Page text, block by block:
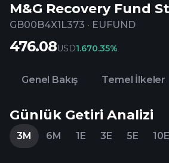
M&G Recovery Fund
GB00B4X1L373 · EUFUND
476.08USD1.670.35%
Genel Bakış Temel İlkeler
Günlük Getiri Analizi
3M 6M 1E 3E 5E 10E